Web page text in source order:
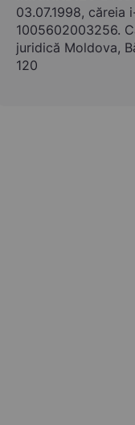
03.07.1998,
1005602003256.
juridică Moldova,
120